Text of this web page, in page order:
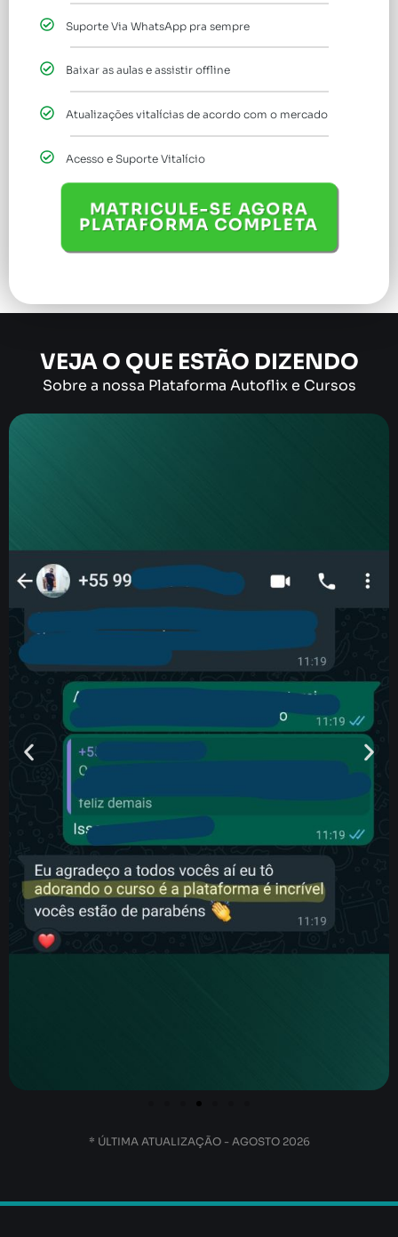
Suporte Via WhatsApp pra sempre
Baixar as aulas e assistir offline
Atualizações vitalícias de acordo com o mercado
Acesso e Suporte Vitalício
MATRICULE-SE AGORA
PLATAFORMA COMPLETA
VEJA O QUE ESTÃO DIZENDO
Sobre a nossa Plataforma Autoflix e Cursos
* ÚLTIMA ATUALIZAÇÃO - AGOSTO 2026